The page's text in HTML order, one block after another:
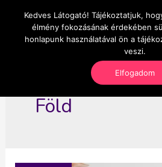
content
OnlineSeedsMan
Üzlet és szabadság
Föld
Kedves Látogató! Tájékoztatjuk,
élmény fokozásának érdekében
honlapunk használatával ön a
veszi.
Elfogadom